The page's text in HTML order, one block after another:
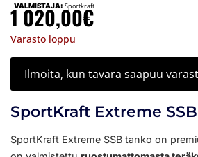
VALMISTAJA: Sportkraft
1 020,00€
Varasto loppu
Ilmoita, kun tavara saapuu
SportKraft Extreme
SportKraft Extreme SSB tanko on